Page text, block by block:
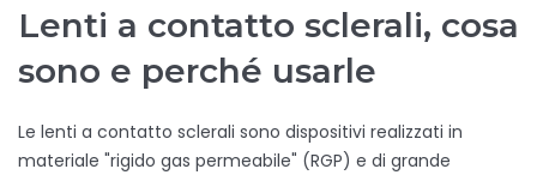
Lenti a contatto sclerali, cosa
sono e perché usarle
Le lenti a contatto sclerali sono dispositivi realizzati in
materiale "rigido gas permeabile" (RGP) e di grande